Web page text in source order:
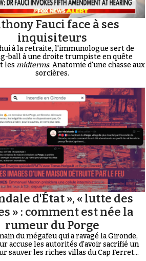
Fauci face à ses
inquisiteurs
à la retraite, l'immunologue sert de
ball à une droite trumpiste en quête
les midterms. Anatomie d'une chasse aux
sorcières.
d'État », « lutte des
» : comment est née la
rumeur du Porge
du mégafeu qui a ravagé la Gironde,
accuse les autorités d'avoir sacrifié un
sauver les riches villas du Cap Ferret...